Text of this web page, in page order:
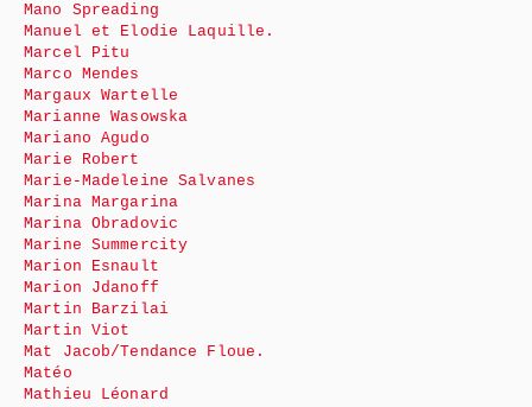
Mano Spreading
Manuel et Elodie Laquille.
Marcel Pitu
Marco Mendes
Margaux Wartelle
Marianne Wasowska
Mariano Agudo
Marie Robert
Marie-Madeleine Salvanes
Marina Margarina
Marina Obradovic
Marine Summercity
Marion Esnault
Marion Jdanoff
Martin Barzilai
Martin Viot
Mat Jacob/Tendance Floue.
Matéo
Mathieu Léonard